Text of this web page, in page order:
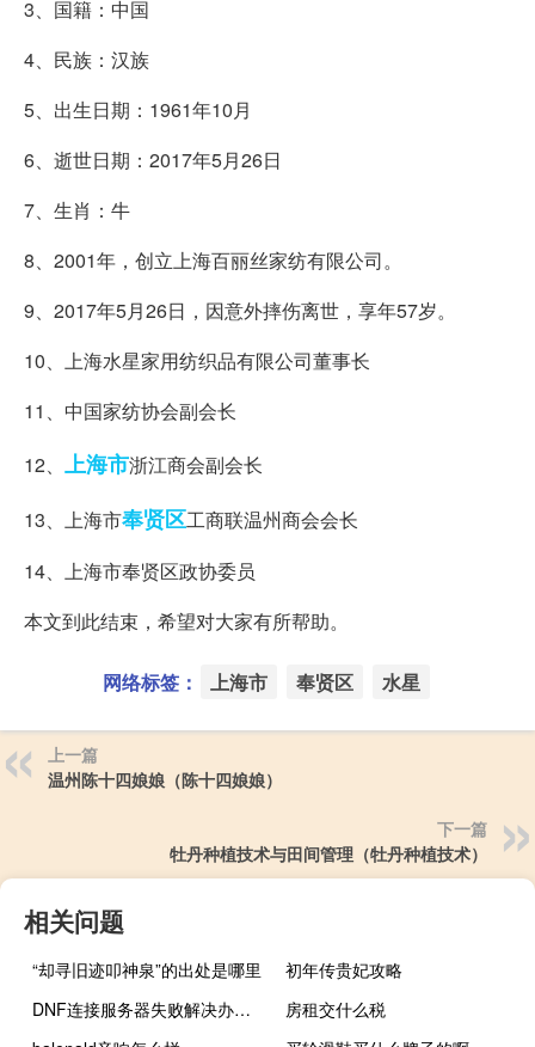
3、国籍：中国
4、民族：汉族
5、出生日期：1961年10月
6、逝世日期：2017年5月26日
7、生肖：牛
8、2001年，创立上海百丽丝家纺有限公司。
9、2017年5月26日，因意外摔伤离世，享年57岁。
10、上海水星家用纺织品有限公司董事长
11、中国家纺协会副会长
12、 上海市浙江商会副会长
13、上海市奉贤区工商联温州商会会长
14、上海市奉贤区政协委员
本文到此结束，希望对大家有所帮助。
网络标签： 上海市 奉贤区 水星
上一篇
温州陈十四娘娘（陈十四娘娘）
下一篇
牡丹种植技术与田间管理（牡丹种植技术）
相关问题
“却寻旧迹叩神泉”的出处是哪里
初年传贵妃攻略
DNF连接服务器失败解决办法（dnf连接失败请稍后几分钟怎么解决）
房租交什么税